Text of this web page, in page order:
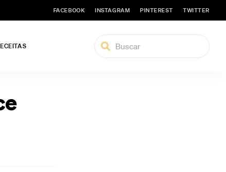
FACEBOOK INSTAGRAM PINTEREST TWITTER